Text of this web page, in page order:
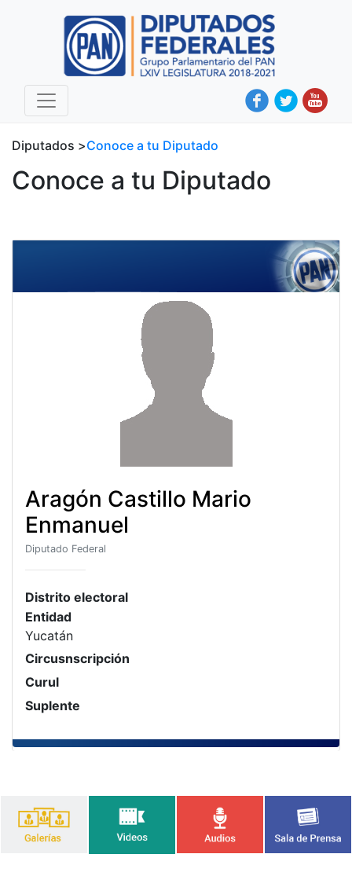
Diputados >Conoce a tu Diputado
Conoce a tu Diputado
Aragón Castillo Mario
Enmanuel
Diputado Federal
Distrito electoral
Entidad
Yucatán
Circusnscripción
Curul
Suplente